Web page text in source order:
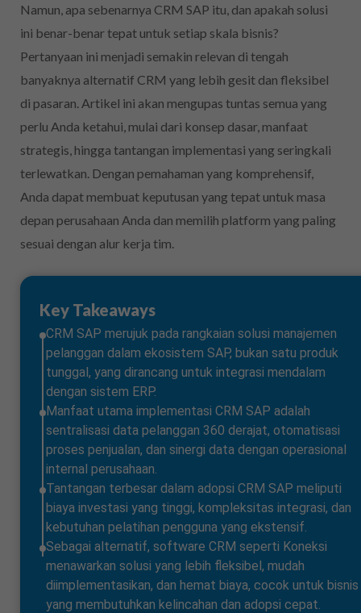
Namun, apa sebenarnya CRM SAP itu, dan apakah solusi
ini benar-benar tepat untuk setiap skala bisnis?
Pertanyaan ini menjadi semakin relevan di tengah
banyaknya alternatif CRM yang lebih gesit dan fleksibel
di pasaran. Artikel ini akan mengupas tuntas semua yang
perlu Anda ketahui, mulai dari konsep dasar, manfaat
strategis, hingga tantangan implementasi yang seringkali
terlewatkan. Dengan pemahaman yang komprehensif,
Anda dapat membuat keputusan yang tepat untuk masa
depan perusahaan Anda dan memilih platform yang paling
sesuai dengan alur kerja tim.
Key Takeaways
CRM SAP merujuk pada rangkaian solusi manajemen
pelanggan dalam ekosistem SAP, bukan satu produk
tunggal, yang dirancang untuk integrasi mendalam
dengan sistem ERP.
Manfaat utama implementasi CRM SAP adalah
sentralisasi data pelanggan 360 derajat, otomatisasi
proses penjualan, dan sinergi data dengan operasional
internal perusahaan.
Tantangan terbesar dalam adopsi CRM SAP meliputi
biaya investasi yang tinggi, kompleksitas integrasi, dan
kebutuhan pelatihan pengguna yang ekstensif.
Sebagai alternatif, software CRM seperti Koneksi
menawarkan solusi yang lebih fleksibel, mudah
diimplementasikan, dan hemat biaya, cocok untuk bisnis
yang membutuhkan kelincahan dan adopsi cepat.